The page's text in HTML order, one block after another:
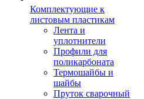
Комплектующие к
листовым пластикам
Лента и
уплотнители
Профили для
поликарбоната
Термошайбы и
шайбы
Пруток сварочный